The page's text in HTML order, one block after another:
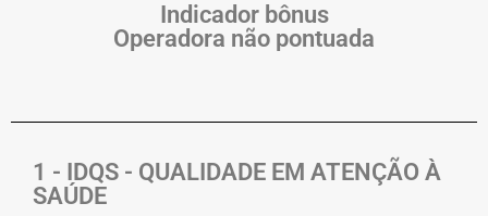
Indicador bônus
Operadora não pontuada
1 - IDQS - QUALIDADE EM ATENÇÃO À
SAÚDE